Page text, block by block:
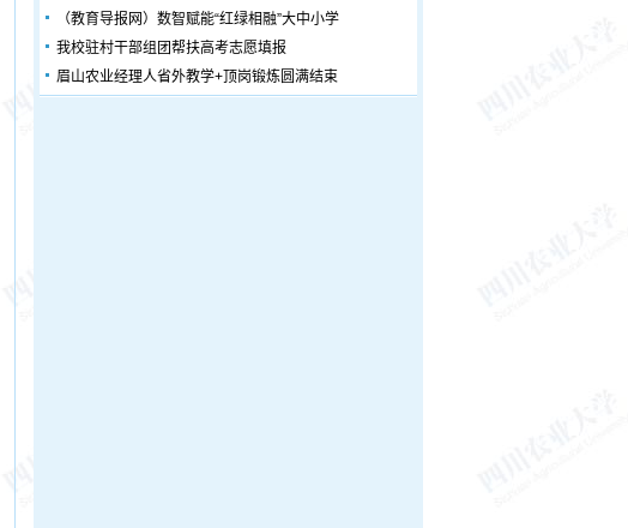
（教育导报网）数智赋能“红绿相融”大中小学
我校驻村干部组团帮扶高考志愿填报
眉山农业经理人省外教学+顶岗锻炼圆满结束